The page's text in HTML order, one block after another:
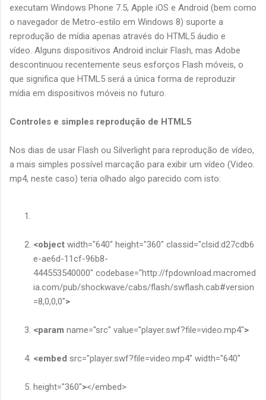
executam Windows Phone 7.5, Apple iOS e Android (bem como
o navegador de Metro-estilo em Windows 8) suporte a
reprodução de mídia apenas através do HTML5 áudio e
vídeo. Alguns dispositivos Android incluir Flash, mas Adobe
descontinuou recentemente seus esforços Flash móveis, o
que significa que HTML5 será a única forma de reproduzir
mídia em dispositivos móveis no futuro.
Controles e simples reprodução de HTML5
Nos dias de usar Flash ou Silverlight para reprodução de vídeo,
a mais simples possível marcação para exibir um vídeo (Video.
mp4, neste caso) teria olhado algo parecido com isto:
<object width="640" height="360" classid="clsid:d27cdb6
e-ae6d-11cf-96b8-
444553540000" codebase="http://fpdownload.macromed
ia.com/pub/shockwave/cabs/flash/swflash.cab#version
=8,0,0,0">
<param name="src" value="player.swf?file=video.mp4">
<embed src="player.swf?file=video.mp4" width="640"
height="360"></embed>